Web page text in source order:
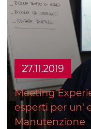
27.11.2019
Meeting
esperti per un'
Manutenzione